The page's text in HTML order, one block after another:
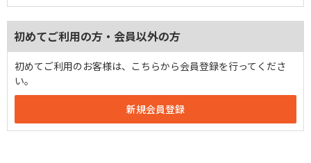
初めてご利用の方・会員以外の方
初めてご利用のお客様は、こちらから会員登録を行ってくださ
い。